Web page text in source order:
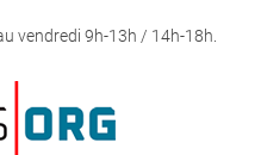
vendredi 9h-13h / 14h-18h.